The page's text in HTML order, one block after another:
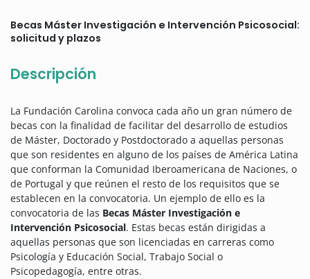
Becas Máster Investigación e Intervención Psicosocial:
solicitud y plazos
Descripción
La Fundación Carolina convoca cada año un gran número de
becas con la finalidad de facilitar del desarrollo de estudios
de Máster, Doctorado y Postdoctorado a aquellas personas
que son residentes en alguno de los países de América Latina
que conforman la Comunidad Iberoamericana de Naciones, o
de Portugal y que reúnen el resto de los requisitos que se
establecen en la convocatoria. Un ejemplo de ello es la
convocatoria de las Becas Máster Investigación e
Intervención Psicosocial. Estas becas están dirigidas a
aquellas personas que son licenciadas en carreras como
Psicología y Educación Social, Trabajo Social o
Psicopedagogía, entre otras.